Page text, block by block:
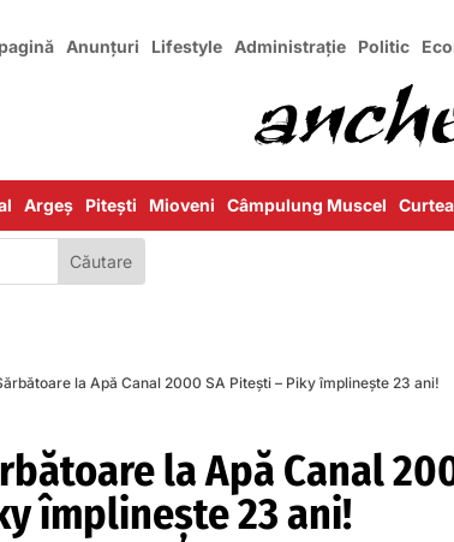
Anunțuri Lifestyle Administrație Politic
Argeș Pitești Mioveni Câmpulung Muscel
la Apă Canal 2000 SA Pitești – Piky împlineşte 23 ani!
la Apă Canal
împlineşte 23 ani!